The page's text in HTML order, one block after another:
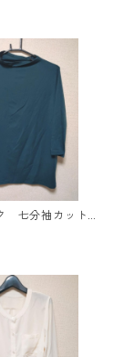
七分袖カット
ィールグリー